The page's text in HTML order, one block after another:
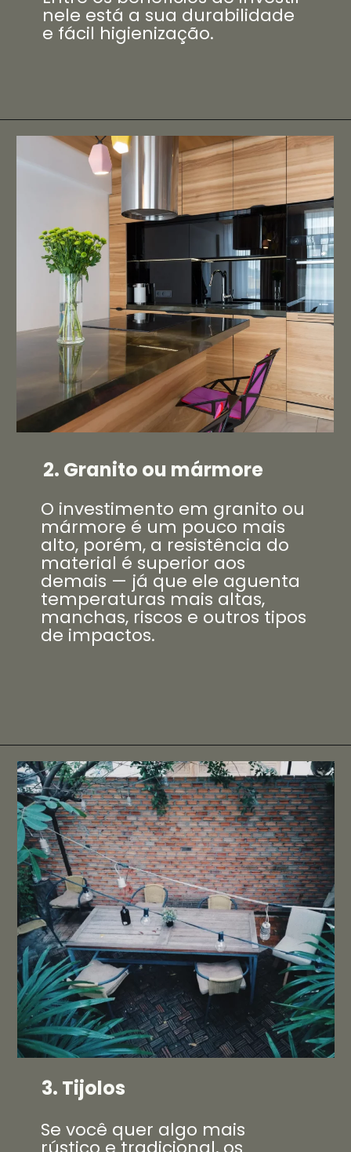
nele está a sua durabilidade
e fácil higienização.
O investimento em granito ou
mármore é um pouco mais
alto, porém, a resistência do
material é superior aos
demais — já que ele aguenta
temperaturas mais altas,
manchas, riscos e outros tipos
de impactos.
2. Granito ou mármore
Se você quer algo mais
3. Tijolos